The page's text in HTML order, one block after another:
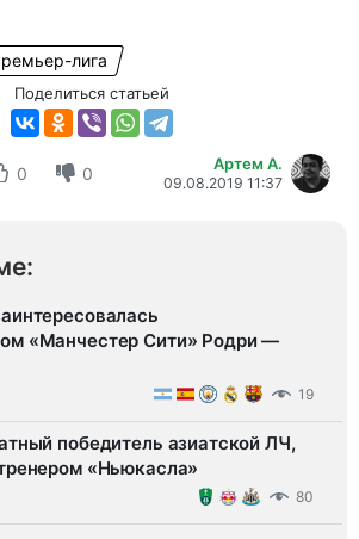
лига
Поделиться статьей
0 0 Артем А.
09.08.2019 11:37
«Манчестер Сити» Родри —
19
победитель азиатской ЛЧ,
«Ньюкасла»
80